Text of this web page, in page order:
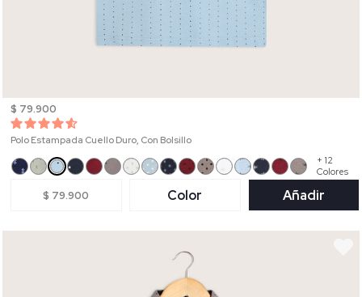
$ 79.900
Polo Estampada Cuello Duro, Con Bolsillo
+ 12
Colores
$ 79.900 Color Añadir